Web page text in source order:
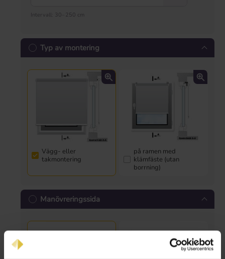
Intervall: 30–250 cm
Typ av montering
Vägg- eller
takmontering
på ramen med
klämfäste (utan
borrning)
Manövreringssida